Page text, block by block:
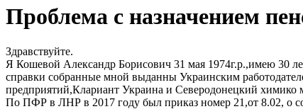
Проблема с назначением
Здравствуйте.
Я Кошевой Александр Борисович 31 мая 1974г.р.,имею 30
справки собранные мной выданны Украинским
предприятий,Клариант Украина и Северодонецкий химико
По ПФР в ЛНР в 2017 году был приказ номер 21,от 8.02, о